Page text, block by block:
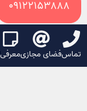
تماسفضای مجازیمعرفی
09122153888
سبد خرید